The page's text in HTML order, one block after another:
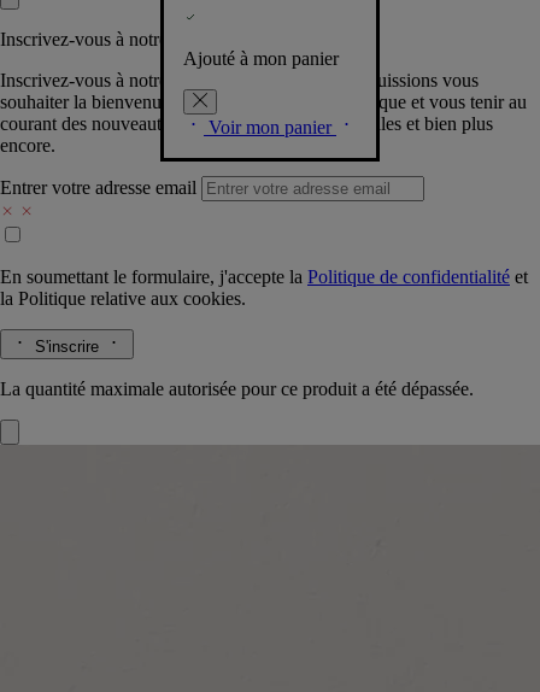
Ajouté à mon panier
Voir mon panier
Inscrivez-vous à notre Newsletter
Inscrivez-vous à notre newsletter pour que nous puissions vous
souhaiter la bienvenue dans la communauté Diptyque et vous tenir au
courant des nouveautés, événements, offres spéciales et bien plus
encore.
Entrer votre adresse email
En soumettant le formulaire, j'accepte la Politique de confidentialité et
la Politique relative aux cookies.
S'inscrire
La quantité maximale autorisée pour ce produit a été dépassée.